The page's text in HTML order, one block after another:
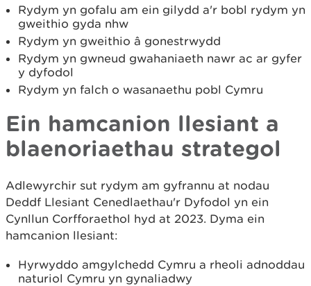
Rydym yn gofalu am ein gilydd a'r bobl rydym yn
gweithio gyda nhw
Rydym yn gweithio â gonestrwydd
Rydym yn gwneud gwahaniaeth nawr ac ar gyfer
y dyfodol
Rydym yn falch o wasanaethu pobl Cymru
Ein hamcanion llesiant a
blaenoriaethau strategol
Adlewyrchir sut rydym am gyfrannu at nodau
Deddf Llesiant Cenedlaethau'r Dyfodol yn ein
Cynllun Corfforaethol hyd at 2023. Dyma ein
hamcanion llesiant:
Hyrwyddo amgylchedd Cymru a rheoli adnoddau
naturiol Cymru yn gynaliadwy